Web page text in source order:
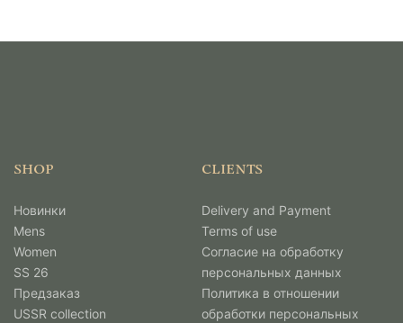
SHOP
Новинки
Mens
Women
SS 26
Предзаказ
USSR collection
CLIENTS
Delivery and Payment
Terms of use
Согласие на обработку
персональных данных
Политика в отношении
обработки персональных